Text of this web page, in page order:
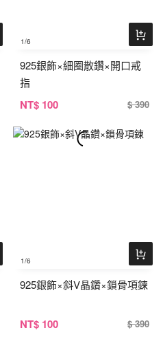
1/6
925銀飾×細圈散鑽×開口戒
指
NT$ 100 $ 390
1/6
925銀飾×斜V晶鑽×鎖骨項鍊
NT$ 100 $ 390